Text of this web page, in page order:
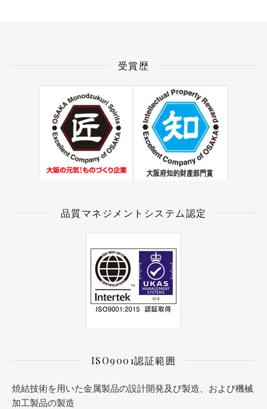
受賞歴
品質マネジメントシステム認定
ISO9001認証範囲
焼結技術を用いた金属製品の設計開発及び製造、および機械
加工製品の製造